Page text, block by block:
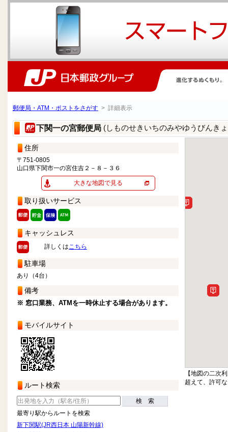
郵便局・ATM・ポストをさがす > 詳細表示
下関一の宮郵便局 (しものせきいちのみやゆうびんき
住所
〒751-0805
山口県下関市一の宮住吉２－８－３６
大きな地図で見る
取り扱いサービス
キャッシュレス
詳しくはこちら
駐車場
あり（4台）
備考
※ 窓口業務、ATMを一時休止する場合があります。
モバイルサイト
ルート検索
検 索
最寄り駅からルートを検索
新下関駅(JR西日本 山陽新幹線)
【地図の二次
超えて、許可